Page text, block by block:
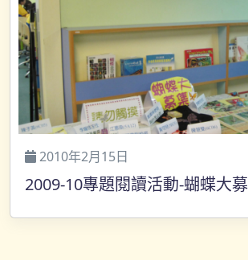
2010年2月15日
2009-10專題閱讀活動-蝴蝶大